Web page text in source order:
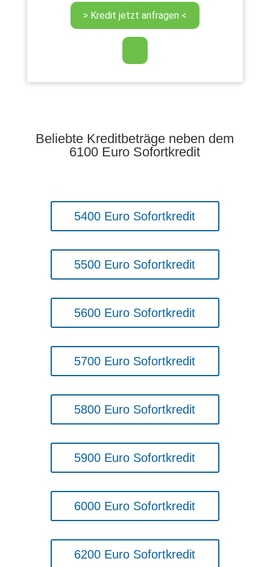
Beliebte Kreditbeträge neben dem
6100 Euro Sofortkredit
5400 Euro Sofortkredit
5500 Euro Sofortkredit
5600 Euro Sofortkredit
5700 Euro Sofortkredit
5800 Euro Sofortkredit
5900 Euro Sofortkredit
6000 Euro Sofortkredit
6200 Euro Sofortkredit